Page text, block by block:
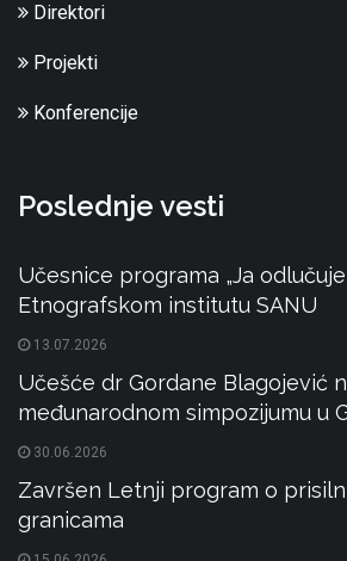
Direktori
Projekti
Konferencije
Poslednje vesti
Učesnice programa „Ja
Etnografskom institutu SANU
13.07.2026
Učešće dr Gordane Blagojević
međunarodnom simpozijumu u
30.06.2026
Završen Letnji program o
granicama